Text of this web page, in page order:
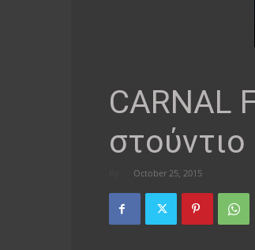
CARNAL
στούντιο
October 25, 2015